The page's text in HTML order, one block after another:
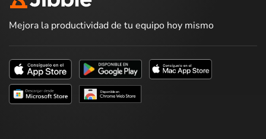
Mejora la productividad de tu equipo hoy mismo